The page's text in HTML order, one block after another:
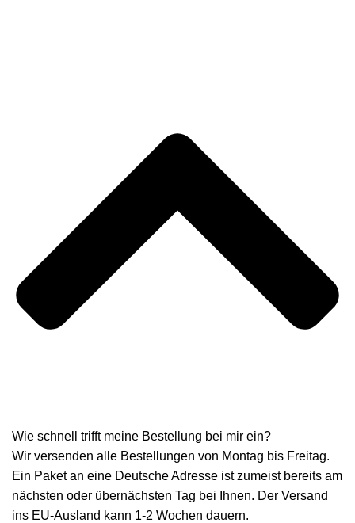
Wie schnell trifft meine Bestellung bei mir ein?
Wir versenden alle Bestellungen von Montag bis Freitag.
Ein Paket an eine Deutsche Adresse ist zumeist bereits am
nächsten oder übernächsten Tag bei Ihnen. Der Versand
ins EU-Ausland kann 1-2 Wochen dauern.